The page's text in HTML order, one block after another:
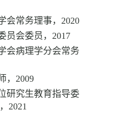
会常务理事， 2020
员会委员， 2017
会病理学分会常务
， 2009
研究生教育指导委
2021